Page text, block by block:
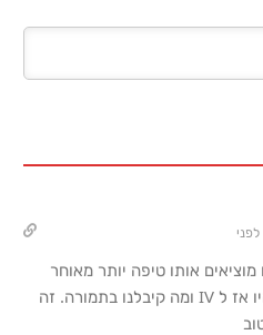
אותו טיפה יותר מאוחר
למחשב.. ראיתם איזה דרישות היו אז ל IV ומה קיבלנו בתמורה. זה